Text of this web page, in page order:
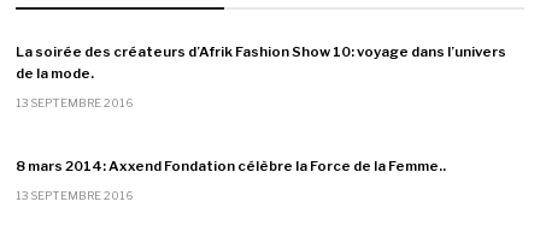
La soirée des créateurs d’Afrik Fashion Show 10: voyage dans l’univers
de la mode.
13 SEPTEMBRE 2016
8 mars 2014: Axxend Fondation célèbre la Force de la Femme..
13 SEPTEMBRE 2016